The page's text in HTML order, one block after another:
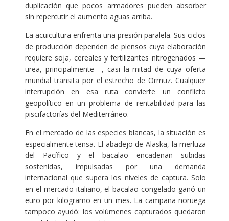
duplicación que pocos armadores pueden absorber
sin repercutir el aumento aguas arriba.
La acuicultura enfrenta una presión paralela. Sus ciclos
de producción dependen de piensos cuya elaboración
requiere soja, cereales y fertilizantes nitrogenados —
urea, principalmente—, casi la mitad de cuya oferta
mundial transita por el estrecho de Ormuz. Cualquier
interrupción en esa ruta convierte un conflicto
geopolítico en un problema de rentabilidad para las
piscifactorías del Mediterráneo.
En el mercado de las especies blancas, la situación es
especialmente tensa. El abadejo de Alaska, la merluza
del Pacífico y el bacalao encadenan subidas
sostenidas, impulsadas por una demanda
internacional que supera los niveles de captura. Solo
en el mercado italiano, el bacalao congelado ganó un
euro por kilogramo en un mes. La campaña noruega
tampoco ayudó: los volúmenes capturados quedaron